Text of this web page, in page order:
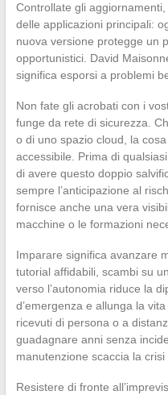
Controllate gli
delle applicazioni principali:
nuova versione protegge un
opportunistici. David
significa esporsi a problemi
Non fate gli acrobati con i
funge da rete di sicurezza.
o di uno spazio cloud, la
accessibile. Prima di
di avere questo doppio
sempre l’anticipazione al
fornisce anche una vera
macchine o le formazioni
Imparare significa avanzare
tutorial affidabili, scambi su un
verso l’autonomia riduce la
d’emergenza e allunga la
ricevuti di persona o a
guadagnare anni senza
manutenzione scaccia la crisi
Resistere di fronte